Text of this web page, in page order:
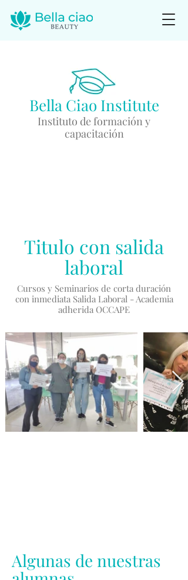
Bella Ciao Institute
Instituto de formación y
capacitación
Titulo con salida
laboral
Cursos y Seminarios de corta duración
con inmediata Salida Laboral - Academia
adherida OCCAPE
Algunas de nuestras